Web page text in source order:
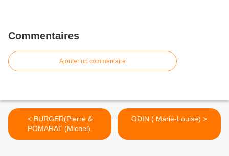
Commentaires
Ajouter un commentaire
< BURGER(Pierre &
POMARAT (Michel).
ODIN ( Marie-Louise) >